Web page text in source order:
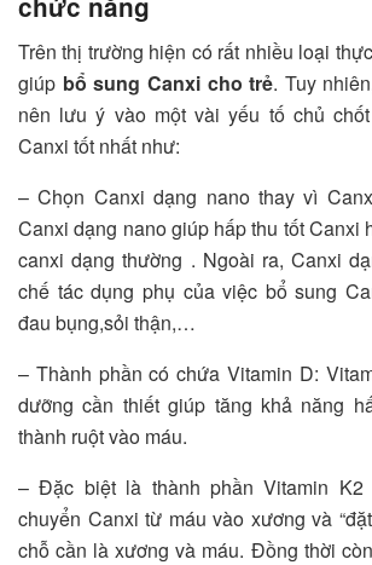
Trên thị trường hiện có rất nhiều loại
giúp bổ sung Canxi cho trẻ. Tuy
nên lưu ý vào một vài yếu tố chủ
Canxi tốt nhất như:
– Chọn Canxi dạng nano thay vì
Canxi dạng nano giúp hấp thu tốt Canxi
canxi dạng thường . Ngoài ra, Canxi
chế tác dụng phụ của việc bổ sung
đau bụng,sỏi thận,…
– Thành phần có chứa Vitamin D:
dưỡng cần thiết giúp tăng khả năng
thành ruột vào máu.
– Đặc biệt là thành phần Vitamin K2
chuyển Canxi từ máu vào xương và
chỗ cần là xương và máu. Đồng thời